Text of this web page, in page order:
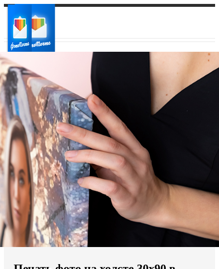
Ваш город:
Ваш регион доставки
Выберите из списка:
Мы доставляем по всему миру